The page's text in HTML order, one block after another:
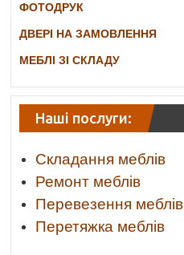
ФОТОДРУК
ДВЕРІ НА ЗАМОВЛЕННЯ
МЕБЛІ ЗІ СКЛАДУ
Наші послуги:
Складання меблів
Ремонт меблів
Перевезення меблів
Перетяжка меблів